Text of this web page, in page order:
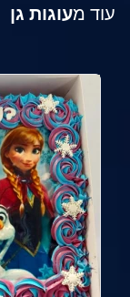
עוד מעוגות גן